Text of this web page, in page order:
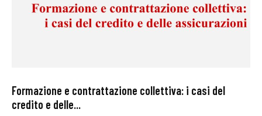
Formazione e contrattazione collettiva: i casi del
credito e delle...